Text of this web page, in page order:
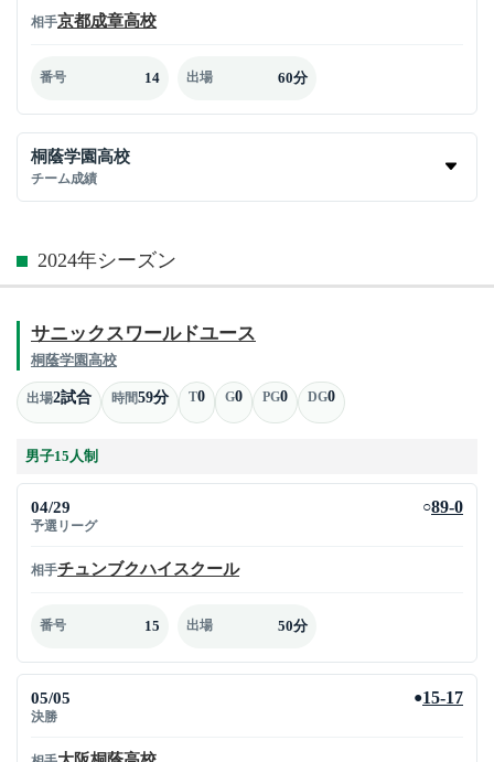
相手京都成章高校
番号 14 出場 60分
桐蔭学園高校
チーム成績
2024年シーズン
サニックスワールドユース
桐蔭学園高校
出場2試合 時間59分 T0 G0 PG0 DG0
男子15人制
04/29
予選リーグ
○89-0
相手チュンブクハイスクール
番号 15 出場 50分
05/05
決勝
●15-17